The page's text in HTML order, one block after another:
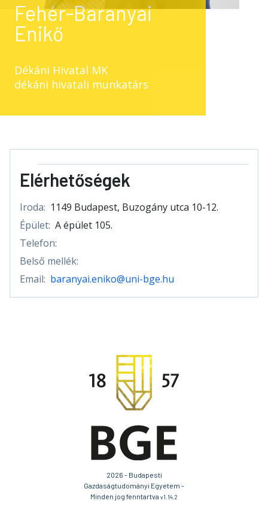
Fehér-Baranyai
Enikő
Dékáni Hivatal MK
dékáni hivatali munkatárs
Elérhetőségek
Iroda: 1149 Budapest, Buzogány utca 10-12.
Épület: A épület 105.
Telefon:
Belső mellék:
Email: baranyai.eniko@uni-bge.hu
2026 - Budapesti
Gazdaságtudományi Egyetem -
Minden jog fenntartva v1.14.2